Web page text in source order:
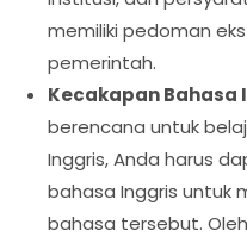
memiliki pedoman
pemerintah.
Kecakapan Bahasa
berencana untuk
Inggris, Anda harus
bahasa Inggris untuk
bahasa tersebut.